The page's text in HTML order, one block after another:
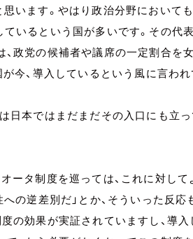
います。やはり政治分野において
いるという国が多いです。その代
、政党の候補者や議席の一定割合を
今、導入しているという風に言われ
日本ではまだまだその入口にも立
ータ制度を巡っては、これに対し
への逆差別だ」とか、そういった反
度の効果が実証されていますし、導